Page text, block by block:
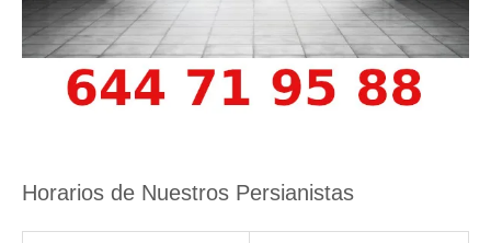
Horarios de Nuestros Persianistas